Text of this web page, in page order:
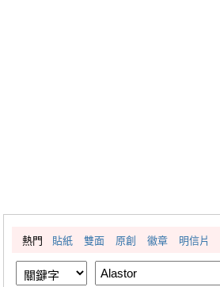
繪圖藝廊
交流中心
攤位轉讓區
熱門 貼紙 雙面 原創 徽章 明信片